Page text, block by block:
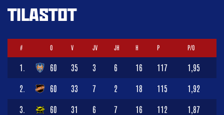
TILASTOT
# O V JV JH H P P/O
1. 60 35 3 6 16 117 1,95
2. 60 33 7 2 18 115 1,92
3. 60 31 6 7 16 112 1,87